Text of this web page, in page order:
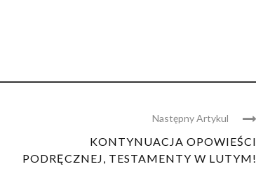
Następny Artykul
KONTYNUACJA OPOWIEŚCI
PODRĘCZNEJ, TESTAMENTY W LUTYM!